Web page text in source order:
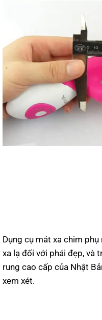
Dụng cụ mát xa chim
xa lạ đối với phái đẹp, và
rung cao cấp của Nhật
xem xét.